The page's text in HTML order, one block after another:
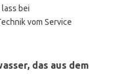
bei
vom Service
das aus dem